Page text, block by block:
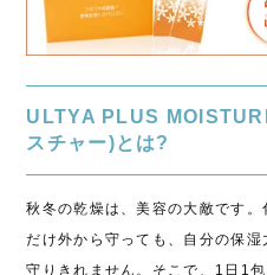
ULTYA PLUS
スチャー)とは?
秋冬の乾燥は、美容の大敵です
だけ外から守っても、自分の保
守りきれません。そこで、1日1